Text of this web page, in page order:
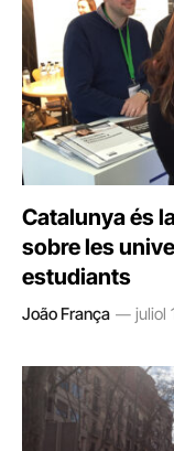
Catalunya és
sobre les
estudiants
João França juliol